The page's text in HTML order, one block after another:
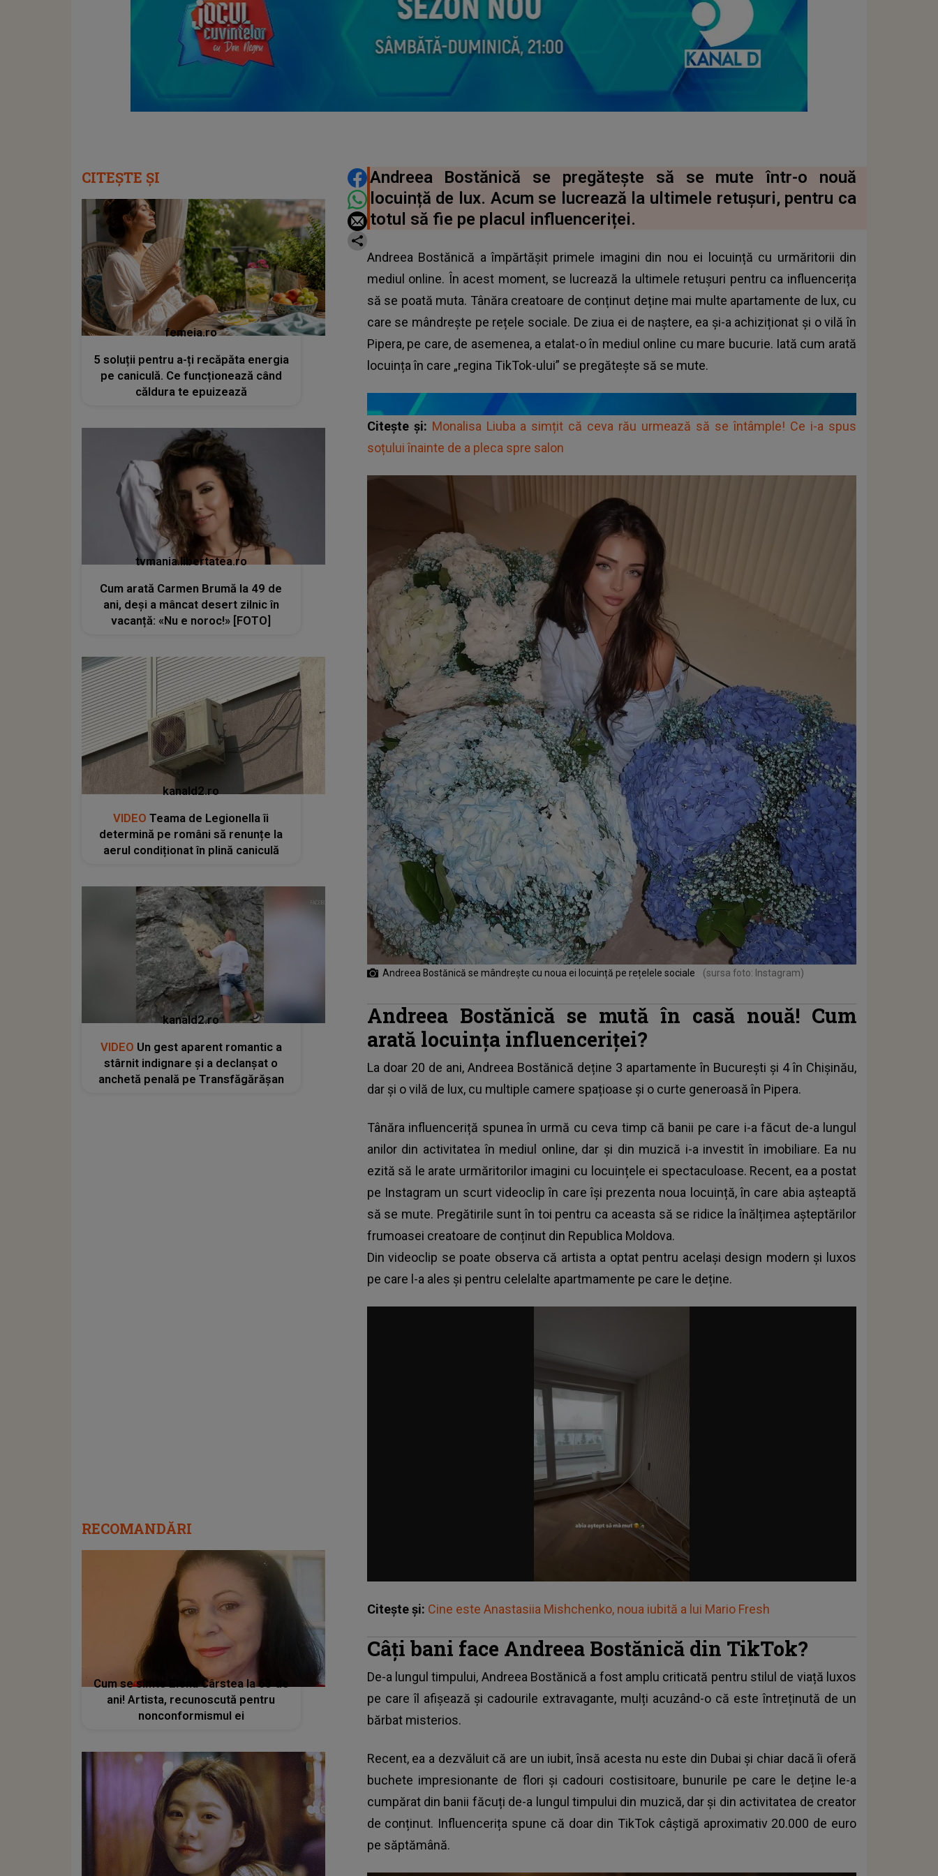
DISTRIBUIE ARTICOLUL
Andreea Bostănică se pregătește să se mute într-o nouă
locuință de lux. Acum se lucrează la ultimele retușuri, pentru ca
totul să fie pe placul influenceriței.
Andreea Bostănică a împărtășit primele imagini din nou ei locuință cu urmăritorii din
mediul online. În acest moment, se lucrează la ultimele retușuri pentru ca influencerița
să se poată muta. Tânăra creatoare de conținut deține mai multe apartamente de lux, cu
care se mândrește pe rețele sociale. De ziua ei de naștere, ea și-a achiziționat și o vilă în
Pipera, pe care, de asemenea, a etalat-o în mediul online cu mare bucurie. Iată cum arată
locuința în care „regina TikTok-ului” se pregătește să se mute.
Citește și: Monalisa Liuba a simțit că ceva rău urmează să se întâmple! Ce i-a spus
soțului înainte de a pleca spre salon
Andreea Bostănică se mândrește cu noua ei locuință pe rețelele sociale (sursa foto: Instagram)
Andreea Bostănică se mută în casă nouă! Cum
arată locuința influenceriței?
La doar 20 de ani, Andreea Bostănică deține 3 apartamente în București și 4 în Chișinău,
dar și o vilă de lux, cu multiple camere spațioase și o curte generoasă în Pipera.
Tânăra influenceriță spunea în urmă cu ceva timp că banii pe care i-a făcut de-a lungul
anilor din activitatea în mediul online, dar și din muzică i-a investit în imobiliare. Ea nu
ezită să le arate urmăritorilor imagini cu locuințele ei spectaculoase. Recent, ea a postat
pe Instagram un scurt videoclip în care își prezenta noua locuință, în care abia așteaptă
să se mute. Pregătirile sunt în toi pentru ca aceasta să se ridice la înălțimea așteptărilor
frumoasei creatoare de conținut din Republica Moldova.
Din videoclip se poate observa că artista a optat pentru același design modern și luxos
pe care l-a ales și pentru celelalte apartmamente pe care le deține.
Citește și: Cine este Anastasiia Mishchenko, noua iubită a lui Mario Fresh
Câți bani face Andreea Bostănică din TikTok?
De-a lungul timpului, Andreea Bostănică a fost amplu criticată pentru stilul de viață luxos
pe care îl afișează și cadourile extravagante, mulți acuzând-o că este întreținută de un
bărbat misterios.
Recent, ea a dezvăluit că are un iubit, însă acesta nu este din Dubai și chiar dacă îi oferă
buchete impresionante de flori și cadouri costisitoare, bunurile pe care le deține le-a
cumpărat din banii făcuți de-a lungul timpului din muzică, dar și din activitatea de creator
de conținut. Influencerița spune că doar din TikTok câștigă aproximativ 20.000 de euro
pe săptămână.
CITEȘTE ȘI
femeia.ro
5 soluții pentru a-ți recăpăta energia
pe caniculă. Ce funcționează când
căldura te epuizează
tvmania.libertatea.ro
Cum arată Carmen Brumă la 49 de
ani, deși a mâncat desert zilnic în
vacanță: «Nu e noroc!» [FOTO]
kanald2.ro
VIDEO Teama de Legionella îi
determină pe români să renunțe la
aerul condiționat în plină caniculă
kanald2.ro
VIDEO Un gest aparent romantic a
stârnit indignare și a declanșat o
anchetă penală pe Transfăgărășan
RECOMANDĂRI
Cum se simte Elena Cârstea la 63 de
ani! Artista, recunoscută pentru
nonconformismul ei